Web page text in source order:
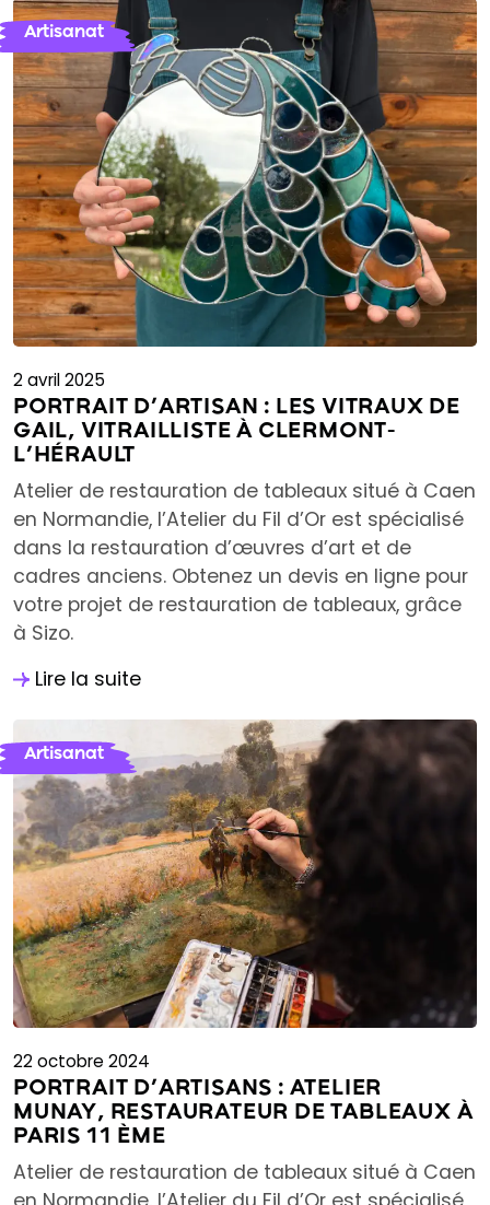
Artisanat
2 avril 2025
PORTRAIT D’ARTISAN : LES VITRAUX DE
GAIL, VITRAILLISTE À CLERMONT-
L’HÉRAULT
Atelier de restauration de tableaux situé à Caen
en Normandie, l’Atelier du Fil d’Or est spécialisé
dans la restauration d’œuvres d’art et de
cadres anciens. Obtenez un devis en ligne pour
votre projet de restauration de tableaux, grâce
à Sizo.
Lire la suite
Artisanat
22 octobre 2024
PORTRAIT D’ARTISANS : ATELIER
MUNAY, RESTAURATEUR DE TABLEAUX À
PARIS 11 ÈME
Atelier de restauration de tableaux situé à Caen